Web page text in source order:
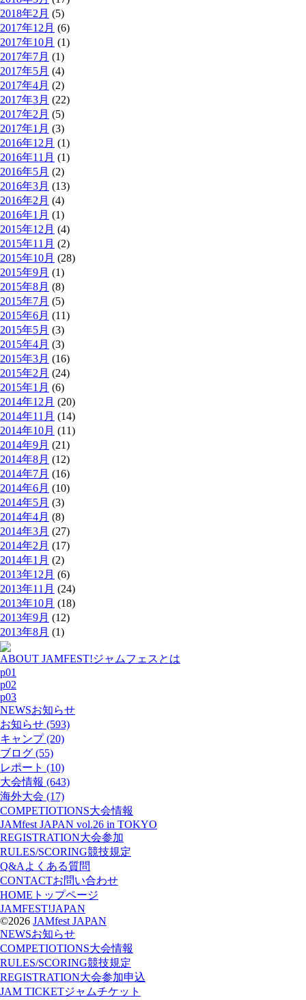
2018年2月 (5)
2017年12月 (6)
2017年10月 (1)
2017年7月 (1)
2017年5月 (4)
2017年4月 (2)
2017年3月 (22)
2017年2月 (5)
2017年1月 (3)
2016年12月 (1)
2016年11月 (1)
2016年5月 (2)
2016年3月 (13)
2016年2月 (4)
2016年1月 (1)
2015年12月 (4)
2015年11月 (2)
2015年10月 (28)
2015年9月 (1)
2015年8月 (8)
2015年7月 (5)
2015年6月 (11)
2015年5月 (3)
2015年4月 (3)
2015年3月 (16)
2015年2月 (24)
2015年1月 (6)
2014年12月 (20)
2014年11月 (14)
2014年10月 (11)
2014年9月 (21)
2014年8月 (12)
2014年7月 (16)
2014年6月 (10)
2014年5月 (3)
2014年4月 (8)
2014年3月 (27)
2014年2月 (17)
2014年1月 (2)
2013年12月 (6)
2013年11月 (24)
2013年10月 (18)
2013年9月 (12)
2013年8月 (1)
ABOUT JAMFEST!ジャムフェスとは
p01
p02
p03
NEWSお知らせ
お知らせ (593)
キャンプ (20)
ブログ (55)
レポート (10)
大会情報 (643)
海外大会 (17)
COMPETIOTIONS大会情報
JAMfest JAPAN vol.26 in TOKYO
REGISTRATION大会参加
RULES/SCORING競技規定
Q&A よくある質問
CONTACTお問い合わせ
HOME トップページ
JAMFEST!JAPAN
©2026 JAMfest JAPAN
NEWSお知らせ
COMPETIOTIONS大会情報
RULES/SCORING競技規定
REGISTRATION大会参加申込
JAM TICKETジャムチケット